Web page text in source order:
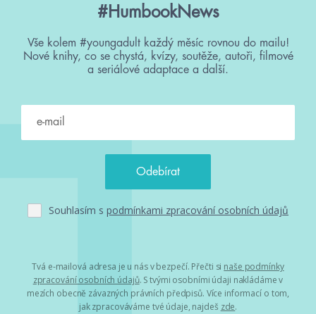
#HumbookNews
Vše kolem #youngadult každý měsíc rovnou do mailu!
Nové knihy, co se chystá, kvízy, soutěže, autoři, filmové
a seriálové adaptace a další.
Souhlasím s podmínkami zpracování osobních údajů
Tvá e-mailová adresa je u nás v bezpečí. Přečti si naše podmínky
zpracování osobních údajů. S tvými osobními údaji nakládáme v
mezích obecně závazných právních předpisů. Více informací o tom,
jak zpracováváme tvé údaje, najdeš zde.